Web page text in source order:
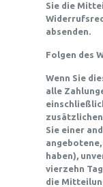
Sie die
absenden.
Folgen des
Wenn Sie
alle
zusätzlichen
Sie einer
haben),
vierzehn
die